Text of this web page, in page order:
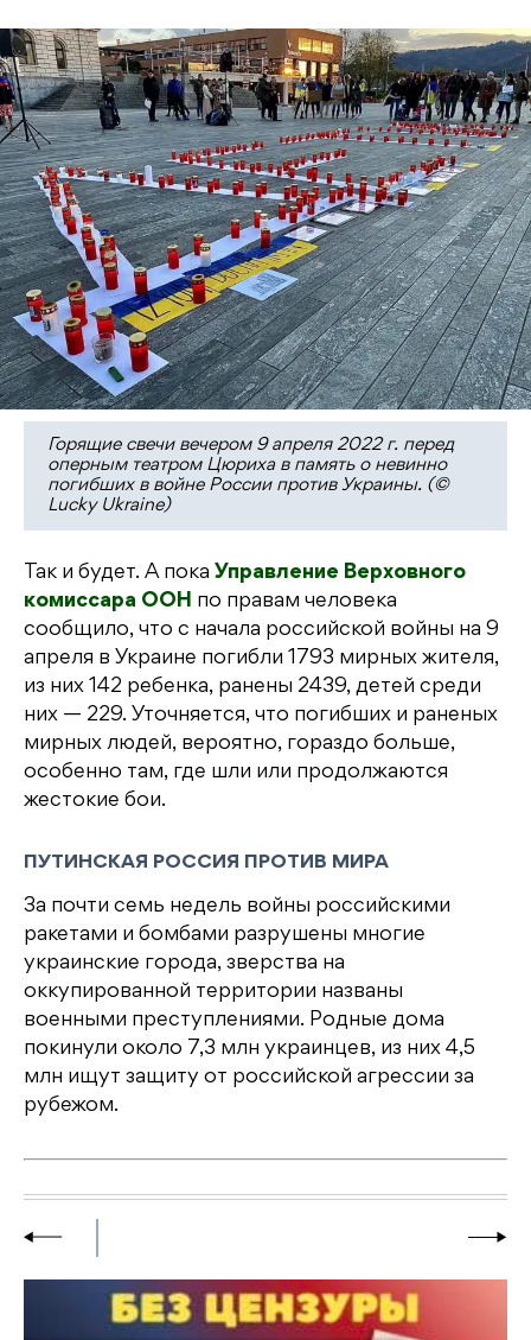
Горящие свечи вечером 9 апреля 2022 г. перед
оперным театром Цюриха в память о невинно
погибших в войне России против Украины. (©
Lucky Ukraine)
Так и будет. А пока Управление Верховного
комиссара ООН по правам человека
сообщило, что с начала российской войны на 9
апреля в Украине погибли 1793 мирных жителя,
из них 142 ребенка, ранены 2439, детей среди
них — 229. Уточняется, что погибших и раненых
мирных людей, вероятно, гораздо больше,
особенно там, где шли или продолжаются
жестокие бои.
ПУТИНСКАЯ РОССИЯ ПРОТИВ МИРА
За почти семь недель войны российскими
ракетами и бомбами разрушены многие
украинские города, зверства на
оккупированной территории названы
военными преступлениями. Родные дома
покинули около 7,3 млн украинцев, из них 4,5
млн ищут защиту от российской агрессии за
рубежом.